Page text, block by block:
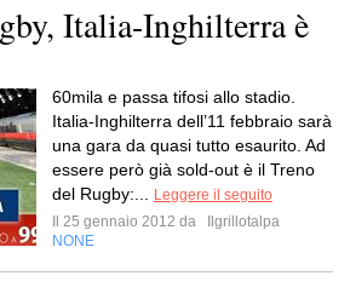
Italia-Inghilterra è
60mila e passa tifosi allo stadio.
Italia-Inghilterra dell’11 febbraio sarà
una gara da quasi tutto esaurito. Ad
essere però già sold-out è il Treno
del Rugby:...
Leggere il seguito
Il 25 gennaio 2012 da
Ilgrillotalpa
NONE